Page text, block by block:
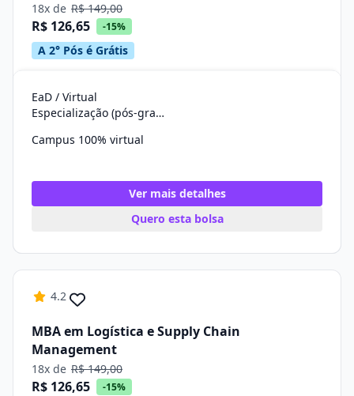
18x de R$ 149,00
R$ 126,65 -15%
A 2° Pós é Grátis
EaD / Virtual
Especialização (pós-graduação)
Campus 100% virtual
Ver mais detalhes
Quero esta bolsa
4.2
MBA em Logística e Supply Chain
Management
18x de R$ 149,00
R$ 126,65 -15%